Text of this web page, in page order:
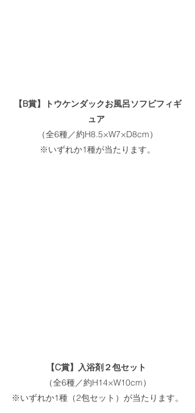
【B賞】トウケンダックお風呂ソフビフィギ
ュア
（全6種／約H8.5×W7×D8cm）
※いずれか1種が当たります。
【C賞】入浴剤２包セット
（全6種／約H14×W10cm）
※いずれか1種（2包セット）が当たります。